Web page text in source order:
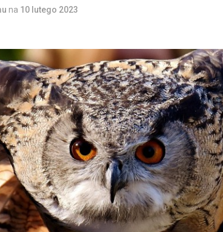
na 10 lutego 2023